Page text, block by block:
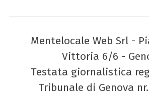
Mentelocale Web Srl -
Vittoria 6/6 -
Testata giornalistica
Tribunale di Genova